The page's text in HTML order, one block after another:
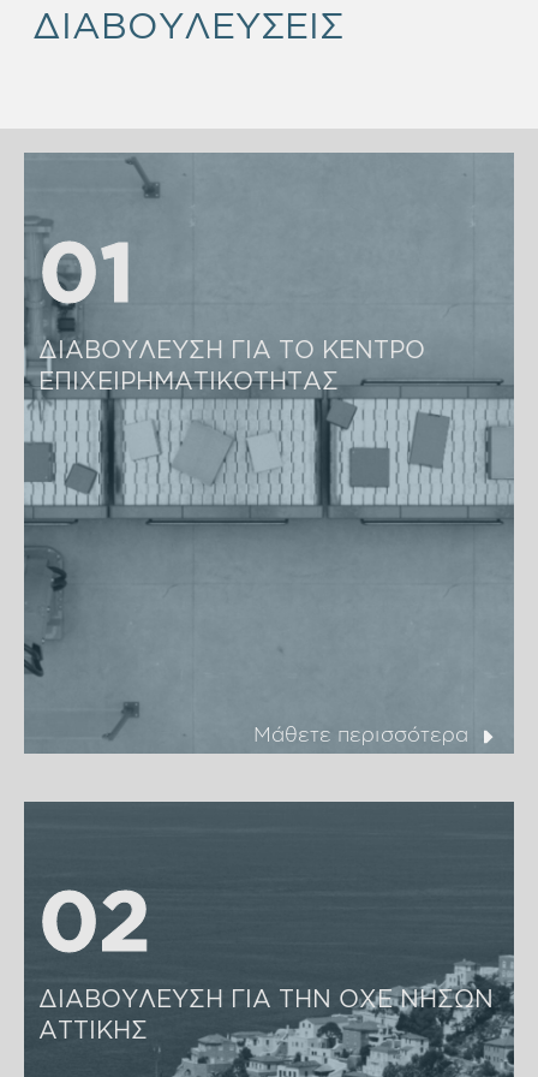
ΔΙΑΒΟΥΛΕΥΣΕΙΣ
01
01
ΔΙΑΒΟΥΛΕΥΣΗ ΓΙΑ ΤΟ ΚΕΝΤΡΟ
ΕΠΙΧΕΙΡΗΜΑΤΙΚΟΤΗΤΑΣ
Μάθετε περισσότερα
02
02
ΔΙΑΒΟΥΛΕΥΣΗ ΓΙΑ ΤΗΝ ΟΧΕ ΝΗΣΩΝ
ΑΤΤΙΚΗΣ